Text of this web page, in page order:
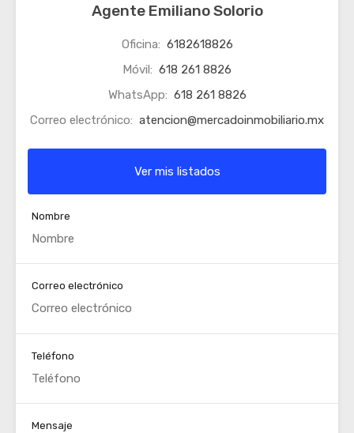
Agente Emiliano Solorio
Oficina: 6182618826
Móvil: 618 261 8826
WhatsApp: 618 261 8826
Correo electrónico: atencion@mercadoinmobiliario.mx
Ver mis listados
Nombre
Correo electrónico
Teléfono
Mensaje